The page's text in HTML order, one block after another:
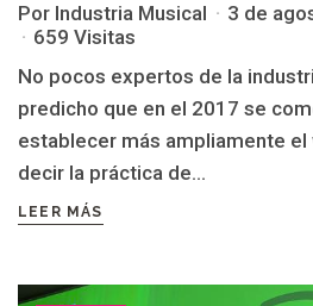
Por Industria Musical
3 de
659 Visitas
No pocos expertos de la
predicho que en el 2017 se
establecer más ampliamente el
decir la práctica de...
LEER MÁS